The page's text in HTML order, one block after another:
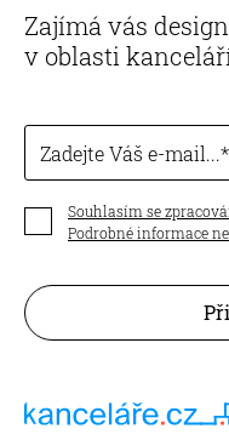
Zajímá vás
v oblasti
Zadejte Váš e-mail...
Souhlasím se
Podrobné informace